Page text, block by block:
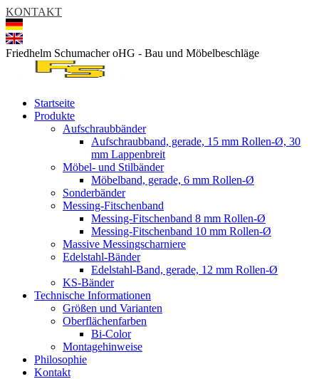
KONTAKT
Friedhelm Schumacher oHG - Bau und Möbelbeschläge
Startseite
Produkte
Aufschraubbänder
Aufschraubband, gerade, 15 mm Rollen-Ø, 30
mm Lappenbreit
Möbel- und Stilbänder
Möbelband, gerade, 6 mm Rollen-Ø
Sonderbänder
Messing-Fitschenband
Messing-Fitschenband 8 mm Rollen-Ø
Messing-Fitschenband 10 mm Rollen-Ø
Massive Messingscharniere
Edelstahl-Bänder
Edelstahl-Band, gerade, 12 mm Rollen-Ø
KS-Bänder
Technische Informationen
Größen und Varianten
Oberflächenfarben
Bi-Color
Montagehinweise
Philosophie
Kontakt